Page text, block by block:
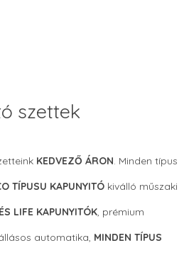
szettek
KEDVEZŐ ÁRON. Minden típus
TÍPUSU KAPUNYITÓ kiválló műszaki
LIFE KAPUNYITÓK, prémium
automatika, MINDEN TÍPUS